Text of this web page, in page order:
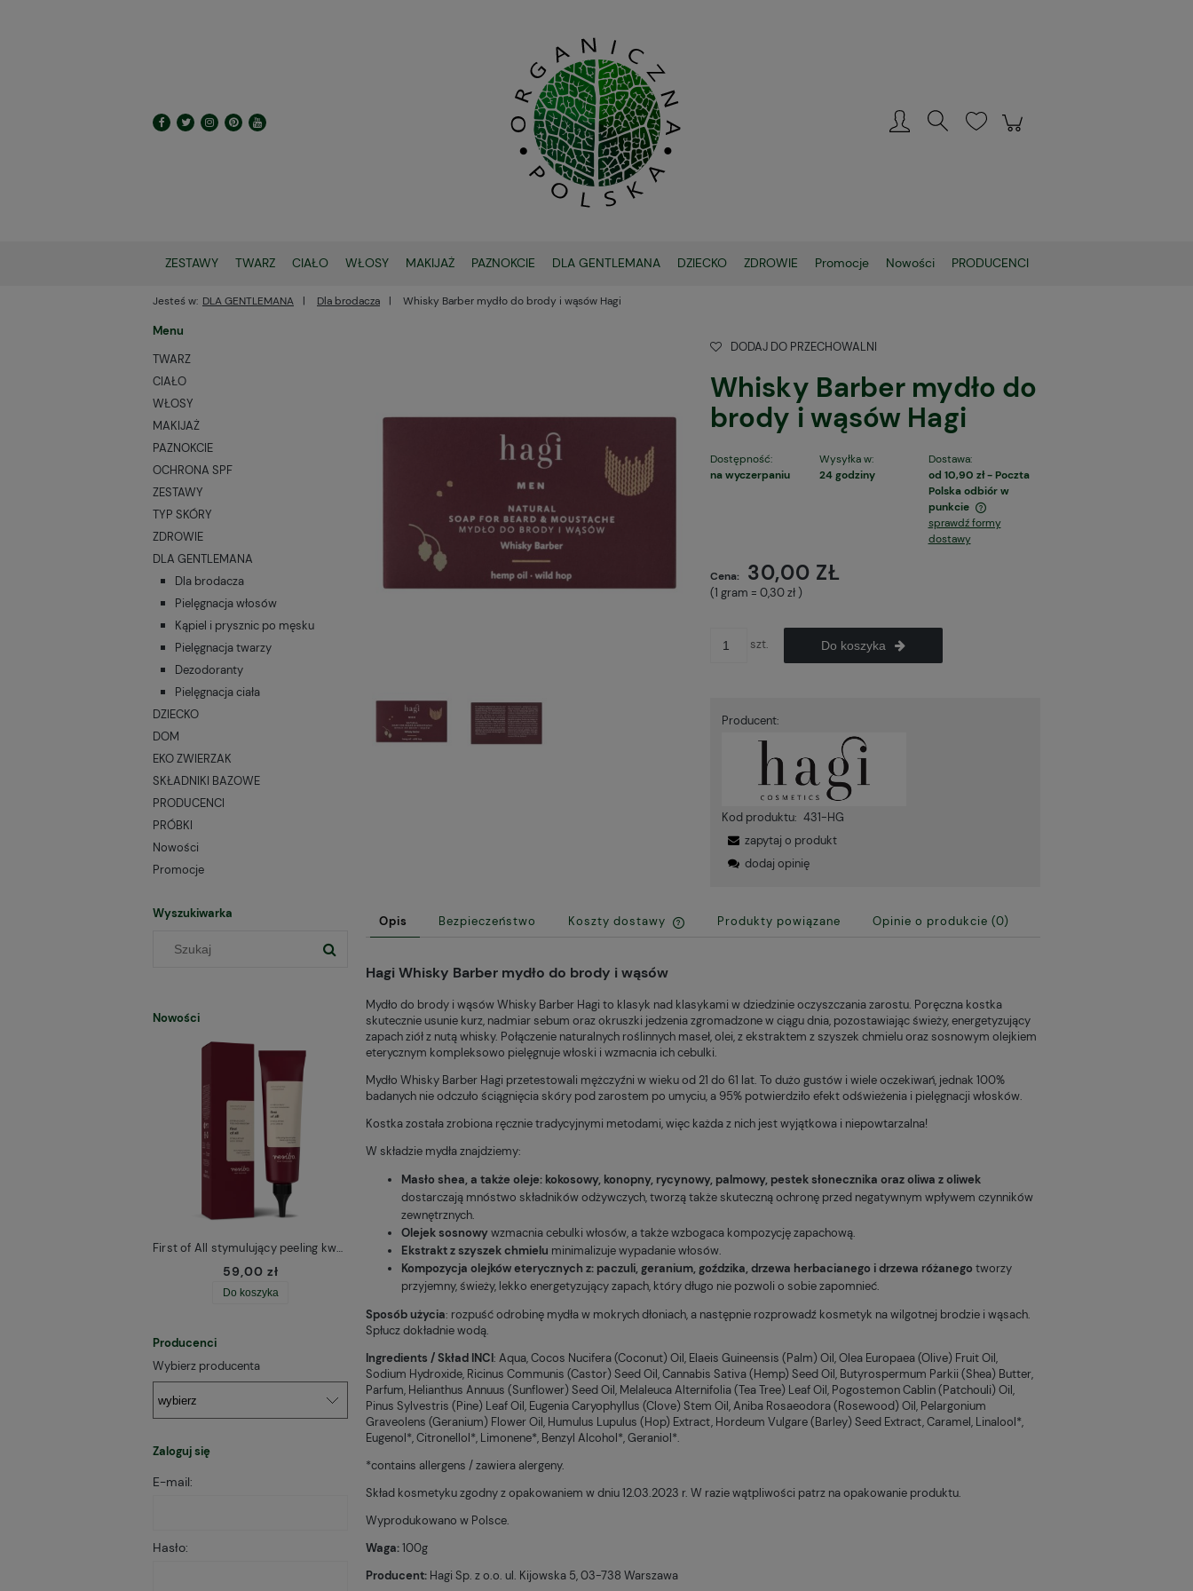
ZESTAWY TWARZ CIAŁO WŁOSY MAKIJAŻ PAZNOKCIE DLA GENTLEMANA DZIECKO ZDROWIE Promocje Nowości PRODUCENCI
Jesteś w: DLA GENTLEMANA Dla brodacza Whisky Barber mydło do brody i wąsów Hagi
Menu
TWARZ
CIAŁO
WŁOSY
MAKIJAŻ
PAZNOKCIE
OCHRONA SPF
ZESTAWY
TYP SKÓRY
ZDROWIE
DLA GENTLEMANA
Dla brodacza
Pielęgnacja włosów
Kąpiel i prysznic po męsku
Pielęgnacja twarzy
Dezodoranty
Pielęgnacja ciała
DZIECKO
DOM
EKO ZWIERZAK
SKŁADNIKI BAZOWE
PRODUCENCI
PRÓBKI
Nowości
Promocje
Wyszukiwarka
Nowości
First of All stymulujący peeling kwasowy do skóry głowy Resibo
59,00 zł
Do koszyka
Mango Eye Lift superodżywczy krem pod oczy Resibo
79,00 zł
Do koszyka
35,00 zł
Do koszyka
30,00 zł
Do koszyka
Producenci
Wybierz producenta
Zaloguj się
E-mail:
Hasło:
DODAJ DO PRZECHOWALNI
Whisky Barber mydło do
brody i wąsów Hagi
Dostępność:
na wyczerpaniu
Wysyłka w:
24 godziny
Dostawa:
od 10,90 zł - Poczta
Polska odbiór w
punkcie
Cena nie zawiera ewentualnych kosztów
płatności
sprawdź formy
dostawy
Cena: 30,00 ZŁ
(1gram =0,30 zł )
szt. Do koszyka
Producent:
Kod produktu: 431-HG
zapytaj o produkt
dodaj opinię
Opis Bezpieczeństwo Koszty dostawy Produkty powiązane Opinie o produkcie (0)
Hagi Whisky Barber mydło do brody i wąsów
Mydło do brody i wąsów Whisky Barber Hagi to klasyk nad klasykami w dziedzinie oczyszczania zarostu. Poręczna kostka
skutecznie usunie kurz, nadmiar sebum oraz okruszki jedzenia zgromadzone w ciągu dnia, pozostawiając świeży, energetyzujący
zapach ziół z nutą whisky. Połączenie naturalnych roślinnych maseł, olei, z ekstraktem z szyszek chmielu oraz sosnowym olejkiem
eterycznym kompleksowo pielęgnuje włoski i wzmacnia ich cebulki.
Mydło Whisky Barber Hagi przetestowali mężczyźni w wieku od 21 do 61 lat. To dużo gustów i wiele oczekiwań, jednak 100%
badanych nie odczuło ściągnięcia skóry pod zarostem po umyciu, a 95% potwierdziło efekt odświeżenia i pielęgnacji włosków.
Kostka została zrobiona ręcznie tradycyjnymi metodami, więc każda z nich jest wyjątkowa i niepowtarzalna!
W składzie mydła znajdziemy:
Masło shea, a także oleje: kokosowy, konopny, rycynowy, palmowy, pestek słonecznika oraz oliwa z oliwek
dostarczają mnóstwo składników odżywczych, tworzą także skuteczną ochronę przed negatywnym wpływem czynników
zewnętrznych.
Olejek sosnowywzmacnia cebulki włosów, a także wzbogaca kompozycję zapachową.
Ekstrakt z szyszek chmielu minimalizuje wypadanie włosów.
Kompozycja olejków eterycznych z: paczuli, geranium, goździka, drzewa herbacianego i drzewa różanego tworzy
przyjemny, świeży, lekko energetyzujący zapach, który długo nie pozwoli o sobie zapomnieć.
Sposób użycia: rozpuść odrobinę mydła w mokrych dłoniach, a następnie rozprowadź kosmetyk na wilgotnej brodzie i wąsach.
Spłucz dokładnie wodą.
Ingredients / Skład INCI: Aqua, Cocos Nucifera (Coconut) Oil, Elaeis Guineensis (Palm) Oil, Olea Europaea (Olive) Fruit Oil,
Sodium Hydroxide, Ricinus Communis (Castor) Seed Oil, Cannabis Sativa (Hemp) Seed Oil, Butyrospermum Parkii (Shea) Butter,
Parfum, Helianthus Annuus (Sunflower) Seed Oil, Melaleuca Alternifolia (Tea Tree) Leaf Oil, Pogostemon Cablin (Patchouli) Oil,
Pinus Sylvestris (Pine) Leaf Oil, Eugenia Caryophyllus (Clove) Stem Oil, Aniba Rosaeodora (Rosewood) Oil, Pelargonium
Graveolens (Geranium) Flower Oil, Humulus Lupulus (Hop) Extract, Hordeum Vulgare (Barley) Seed Extract, Caramel, Linalool*,
Eugenol*, Citronellol*, Limonene*, Benzyl Alcohol*, Geraniol*.
*contains allergens / zawiera alergeny.
Skład kosmetyku zgodny z opakowaniem w dniu 12.03.2023 r. W razie wątpliwości patrz na opakowanie produktu.
Wyprodukowano w Polsce.
Waga:100g
Producent: Hagi Sp. z o.o. ul. Kijowska 5, 03-738 Warszawa